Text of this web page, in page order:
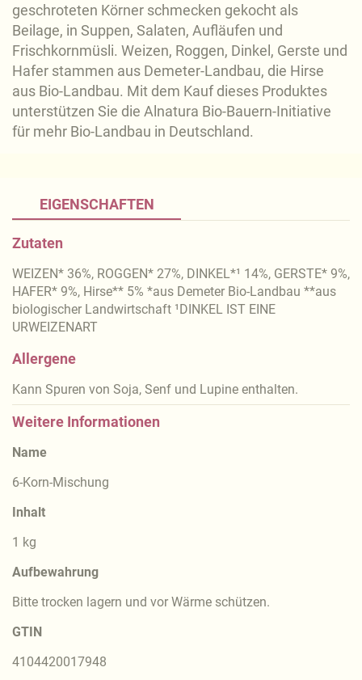
geschroteten Körner schmecken gekocht als
Beilage, in Suppen, Salaten, Aufläufen und
Frischkornmüsli. Weizen, Roggen, Dinkel, Gerste und
Hafer stammen aus Demeter-Landbau, die Hirse
aus Bio-Landbau. Mit dem Kauf dieses Produktes
unterstützen Sie die Alnatura Bio-Bauern-Initiative
für mehr Bio-Landbau in Deutschland.
EIGENSCHAFTEN
Zutaten
WEIZEN* 36%, ROGGEN* 27%, DINKEL*¹ 14%, GERSTE* 9%,
HAFER* 9%, Hirse** 5% *aus Demeter Bio-Landbau **aus
biologischer Landwirtschaft ¹DINKEL IST EINE
URWEIZENART
Allergene
Kann Spuren von Soja, Senf und Lupine enthalten.
Weitere Informationen
Name
6-Korn-Mischung
Inhalt
1 kg
Aufbewahrung
Bitte trocken lagern und vor Wärme schützen.
GTIN
4104420017948